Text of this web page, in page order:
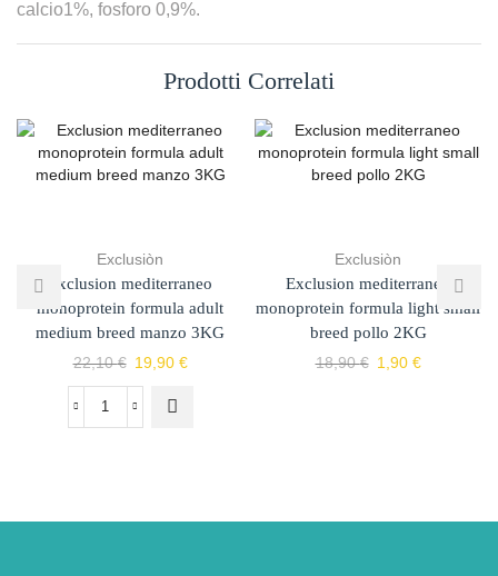
calcio1%, fosforo 0,9%.
Prodotti Correlati
Exclusiòn
Exclusion mediterraneo
monoprotein formula adult
medium breed manzo 3KG
22,10€ 19,90 €
Exclusiòn
Exclusion mediterraneo
monoprotein formula light small
breed pollo 2KG
18,90€ 1,90 €